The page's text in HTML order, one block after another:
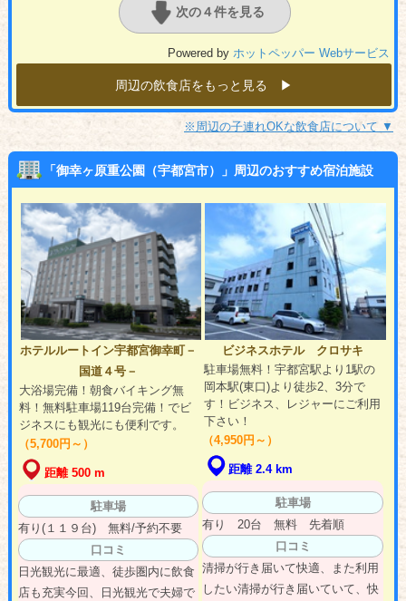
次の４件を見る
Powered byホットペッパー Webサービス
周辺の飲食店をもっと見る ▶︎
※周辺の子連れOKな飲食店について ▼
「御幸ヶ原重公園（宇都宮市）」周辺のおすすめ宿泊施設
ホテルルートイン宇都宮御幸町－
国道４号－
大浴場完備！朝食バイキング無
料！無料駐車場119台完備！でビ
ジネスにも観光にも便利です。
（5,700円～）
距離 500 m
駐車場
有り(１１９台) 無料/予約不要
口コミ
日光観光に最適、徒歩圏内に飲食
店も充実今回、日光観光で夫婦で
ビジネスホテル クロサキ
駐車場無料！宇都宮駅より1駅の
岡本駅(東口)より徒歩2、3分で
す！ビジネス、レジャーにご利用
下さい！
（4,950円～）
距離 2.4 km
駐車場
有り 20台 無料 先着順
口コミ
清掃が行き届いて快適、また利用
したい清掃が行き届いていて、快